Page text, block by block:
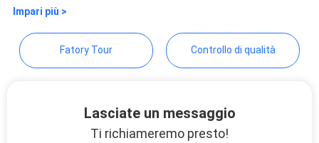
Impari più >
Fatory Tour Controllo di qualità
Lasciate un messaggio
Ti richiameremo presto!